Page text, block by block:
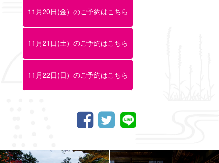
11月20日(金）のご予約はこちら
11月21日(土）のご予約はこちら
11月22日(日）のご予約はこちら